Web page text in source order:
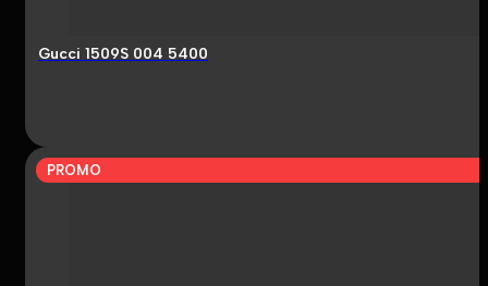
Gucci 1509S 004 5400
PROMO